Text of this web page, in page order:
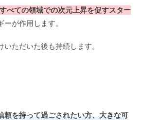
ての領域での次元上昇を促すスター
が作用します。
ただいた後も持続します。
を持って過ごされたい方、大きな可